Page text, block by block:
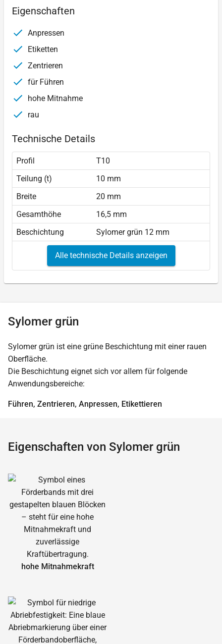
Eigenschaften
Anpressen
Etiketten
Zentrieren
für Führen
hohe Mitnahme
rau
Technische Details
Profil
T10
Teilung (t)
10 mm
Breite
20 mm
Gesamthöhe
16,5 mm
Beschichtung
Sylomer grün 12 mm
Alle technische Details anzeigen
Sylomer grün
Sylomer grün ist eine grüne Beschichtung mit einer rauen
Oberfläche.
Die Beschichtung eignet sich vor allem für folgende
Anwendungsbereiche:
Führen, Zentrieren, Anpressen, Etikettieren
Eigenschaften von Sylomer grün
hohe Mitnahmekraft